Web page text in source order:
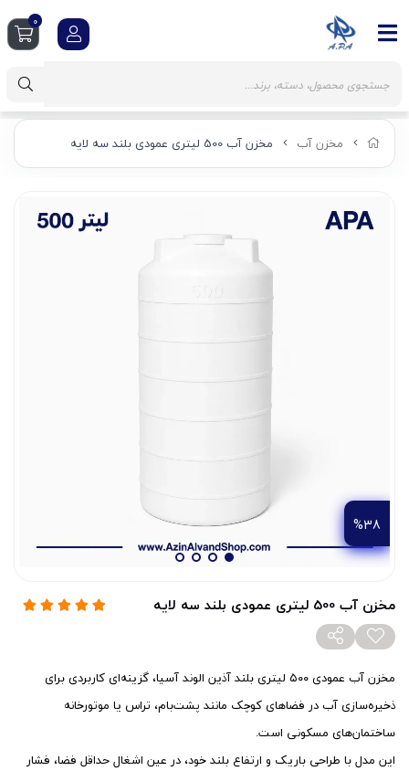
مخزن آب مخزن آب 500 لیتری عمودی بلند سه لایه
%38
مخزن آب 500 لیتری عمودی بلند سه لایه
مخزن آب عمودی ۵۰۰ لیتری بلند آذین الوند آسیا، گزینه‌ای کاربردی برای
ذخیره‌سازی آب در فضاهای کوچک مانند پشت‌بام، تراس یا موتورخانه
ساختمان‌های مسکونی است.
این مدل با طراحی باریک و ارتفاع بلند خود، در عین اشغال حداقل فضا، فشار
0